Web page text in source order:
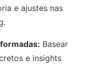
e ajustes nas
Basear
e insights